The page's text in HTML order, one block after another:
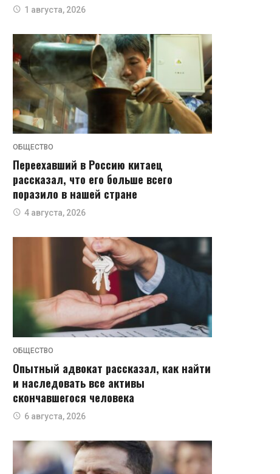
1 августа, 2026
ОБЩЕСТВО
Переехавший в Россию китаец
рассказал, что его больше всего
поразило в нашей стране
4 августа, 2026
ОБЩЕСТВО
Опытный адвокат рассказал, как найти
и наследовать все активы
скончавшегося человека
6 августа, 2026